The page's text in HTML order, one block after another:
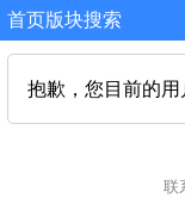
首页版块搜索
抱歉，您目前的用
联